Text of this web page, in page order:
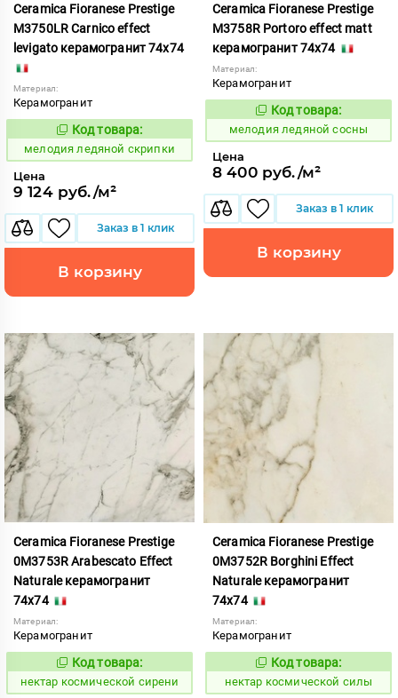
Ceramica Fioranese Prestige
M3750LR Carnico effect
levigato керамогранит 74x74
Материал:
Керамогранит
958842
Код товара:
мелодия ледяной скрипки
Цена
9 124 руб./м²
Заказ в 1 клик
В корзину
Ceramica Fioranese Prestige
M3758R Portoro effect matt
керамогранит 74x74
Материал:
Керамогранит
958847
Код товара:
мелодия ледяной сосны
Цена
8 400 руб./м²
Заказ в 1 клик
В корзину
Ceramica Fioranese Prestige
0M3753R Arabescato Effect
Naturale керамогранит
74x74
Материал:
Керамогранит
1129964
Код товара:
нектар космической сирени
Ceramica Fioranese Prestige
0M3752R Borghini Effect
Naturale керамогранит
74x74
Материал:
Керамогранит
1129963
Код товара:
нектар космической силы